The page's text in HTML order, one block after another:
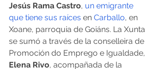
Jesús Rama Castro, un emigrante
que tiene sus raíces en Carballo, en
Xoane, parroquia de Goiáns. La Xunta
se sumó a través de la conselleira de
Promoción do Emprego e Igualdade,
Elena Rivo, acompañada de la